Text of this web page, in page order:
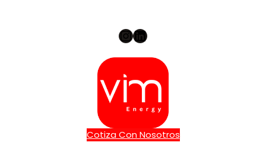
InstagramLinkedIn
Cotiza Con Nosotros